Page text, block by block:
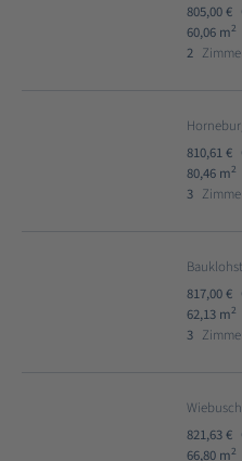
805,00 €
60,06 m2
2
810,61 €
80,46 m2
3
817,00 €
62,13 m2
3
821,63 €
66,80 m2